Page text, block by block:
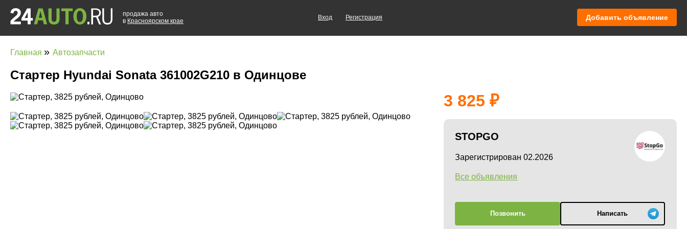
продажа авто
в Красноярском крае
Вход Регистрация Добавить объявление
Главная » Автозапчасти
Стартер Hyundai Sonata 361002G210 в Одинцове
3 825
STOPGO
Зарегистрирован 02.2026
Все объявления
Позвонить Написать